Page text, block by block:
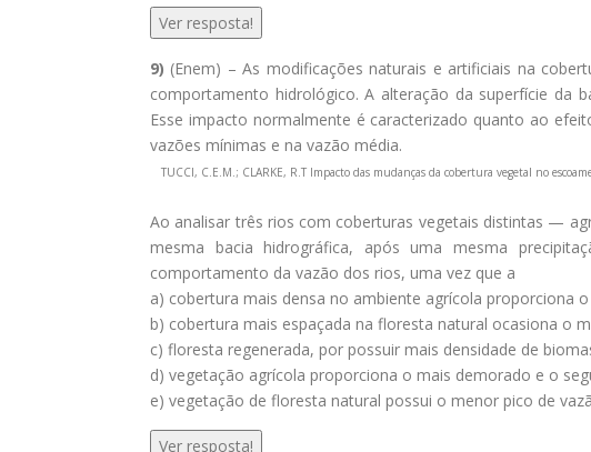
Ver resposta!
9) (Enem) – As modificações naturais e artificiais na
comportamento hidrológico. A alteração da superfície da
Esse impacto normalmente é caracterizado quanto ao
vazões mínimas e na vazão média.
TUCCI, C.E.M.; CLARKE, R.T Impacto das mudanças da cobertura vegetal no
Ao analisar três rios com coberturas vegetais distintas —
mesma bacia hidrográfica, após uma mesma
comportamento da vazão dos rios, uma vez que a
a) cobertura mais densa no ambiente agrícola proporciona
b) cobertura mais espaçada na floresta natural ocasiona o
c) floresta regenerada, por possuir mais densidade de
d) vegetação agrícola proporciona o mais demorado e o
e) vegetação de floresta natural possui o menor pico de
Ver resposta!